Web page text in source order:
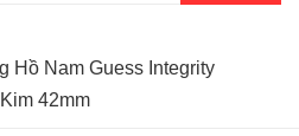
Hồ Nam Guess Integrity
42mm